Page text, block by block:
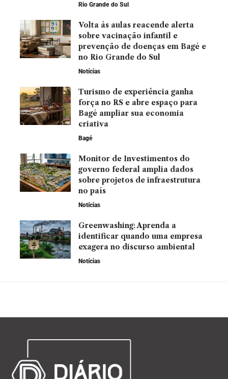
Rio Grande do Sul
Volta às aulas reacende alerta
sobre vacinação infantil e
prevenção de doenças em Bagé e
no Rio Grande do Sul
Notícias
Turismo de experiência ganha
força no RS e abre espaço para
Bagé ampliar sua economia
criativa
Bagé
Monitor de Investimentos do
governo federal amplia dados
sobre projetos de infraestrutura
no país
Notícias
Greenwashing: Aprenda a
identificar quando uma empresa
exagera no discurso ambiental
Notícias